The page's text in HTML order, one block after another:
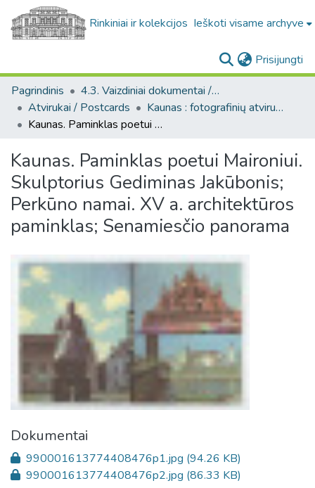
Rinkiniai ir kolekcijos Ieškoti visame archyve
Prisijungti
Pagrindinis
4.3. Vaizdiniai dokumentai / Visual documents
Atvirukai / Postcards
Kaunas : fotografinių atvirukų rinkinys, [1906-1991]
Kaunas. Paminklas poetui Maironiui. Skulptorius Gediminas Jakūbonis; Perkūno namai. XV a. architektūros paminklas; Senamiesčio panorama
Kaunas. Paminklas poetui Maironiui.
Skulptorius Gediminas Jakūbonis;
Perkūno namai. XV a. architektūros
paminklas; Senamiesčio panorama
Dokumentai
990001613774408476p1.jpg (94.26 KB)
990001613774408476p2.jpg (86.33 KB)